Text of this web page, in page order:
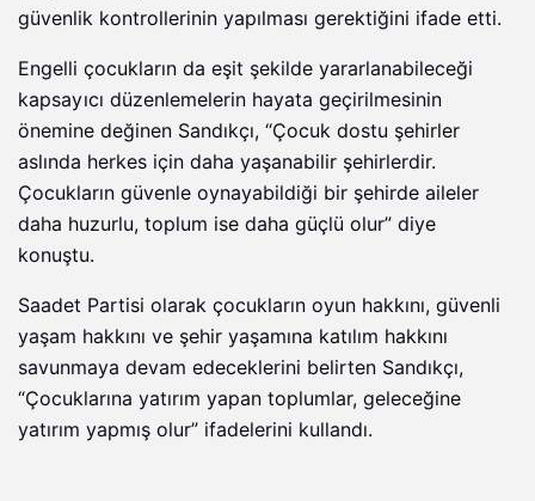
güvenlik kontrollerinin yapılması gerektiğini ifade etti.
Engelli çocukların da eşit şekilde yararlanabileceği
kapsayıcı düzenlemelerin hayata geçirilmesinin
önemine değinen Sandıkçı, “Çocuk dostu şehirler
aslında herkes için daha yaşanabilir şehirlerdir.
Çocukların güvenle oynayabildiği bir şehirde aileler
daha huzurlu, toplum ise daha güçlü olur” diye
konuştu.
Saadet Partisi olarak çocukların oyun hakkını, güvenli
yaşam hakkını ve şehir yaşamına katılım hakkını
savunmaya devam edeceklerini belirten Sandıkçı,
“Çocuklarına yatırım yapan toplumlar, geleceğine
yatırım yapmış olur” ifadelerini kullandı.